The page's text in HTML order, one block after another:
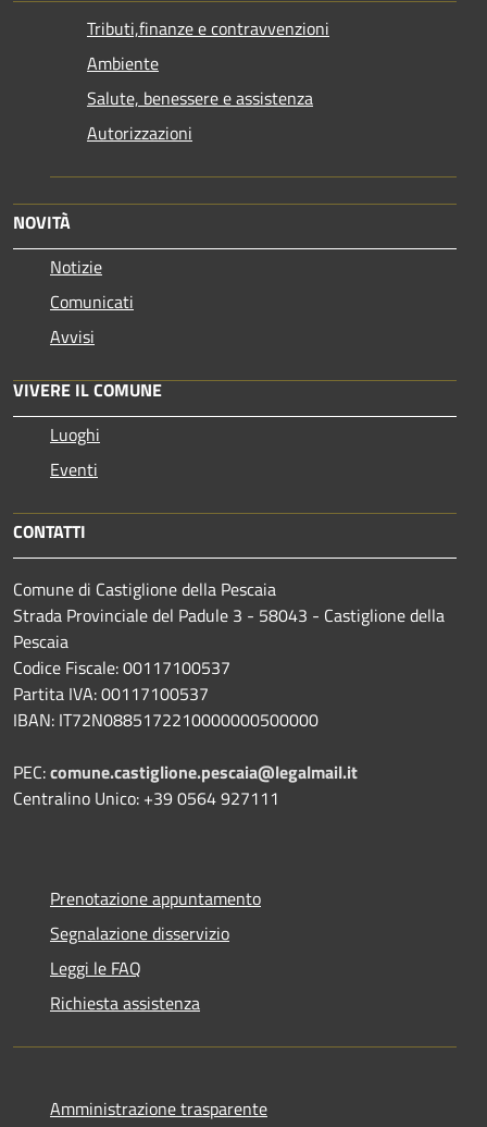
Tributi,finanze e contravvenzioni
Ambiente
Salute, benessere e assistenza
Autorizzazioni
NOVITÀ
Notizie
Comunicati
Avvisi
VIVERE IL COMUNE
Luoghi
Eventi
CONTATTI
Comune di Castiglione della Pescaia
Strada Provinciale del Padule 3 - 58043 - Castiglione della
Pescaia
Codice Fiscale: 00117100537
Partita IVA: 00117100537
IBAN: IT72N0885172210000000500000
PEC:comune.castiglione.pescaia@legalmail.it
Centralino Unico: +39 0564 927111
Prenotazione appuntamento
Segnalazione disservizio
Leggi le FAQ
Richiesta assistenza
Amministrazione trasparente